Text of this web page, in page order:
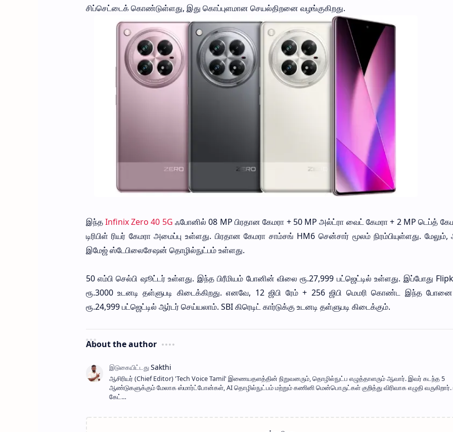
சிப்செட்டைக் கொண்டுள்ளது, இது கொப்புளமான செயல்திறனை வழங்குகிறது.
இந்தInfinix Zero 40 5G ஃபோனில் 08 MP பிரதான கேமரா + 50 MP அல்ட்ரா வைட் கேமரா + 2 MP டெப்த்
டிரிபிள் ரியர் கேமரா அமைப்பு உள்ளது. பிரதான கேமரா சாம்சங் HM6 சென்சார் மூலம் நிரம்பியுள்ளது. மேலும்,
இமேஜ் ஸ்டேபிலைசேஷன் தொழில்நுட்பம் உள்ளது.
50 எம்பி செல்பி ஷூட்டர் உள்ளது. இந்த பிரீமியம் போனின் விலை ரூ.27,999 பட்ஜெட்டில் உள்ளது. இப்போது
ரூ.3000 உடனடி தள்ளுபடி கிடைக்கிறது. எனவே, 12 ஜிபி ரேம் + 256 ஜிபி மெமரி கொண்ட இந்த
ரூ.24,999 பட்ஜெட்டில் ஆர்டர் செய்யலாம். SBI கிரெடிட் கார்டுக்கு உடனடி தள்ளுபடி கிடைக்கும்.
About the author
ஆசிரியர் (Chief Editor) ​'Tech Voice Tamil' இணையதளத்தின் நிறுவனரும், தொழில்நுட்ப எழுத்தாளரும் ஆவார். இவர் கடந்த 5
ஆண்டுகளுக்கும் மேலாக ஸ்மார்ட்போன்கள், AI தொழில்நுட்பம் மற்றும் கணினி மென்பொருட்கள் குறித்து விரிவாக எழுதி வருகிறார்.
கேட்…